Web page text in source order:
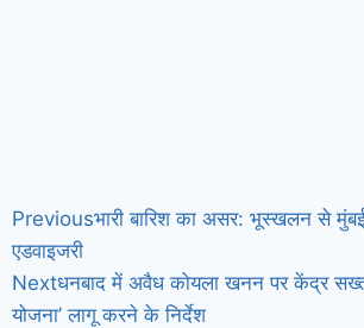
Previousभारी बारिश का असर: भूस्खलन से
एडवाइजरी
Nextधनबाद में अवैध कोयला खनन पर केंद्र
योजना’ लागू करने के निर्देश